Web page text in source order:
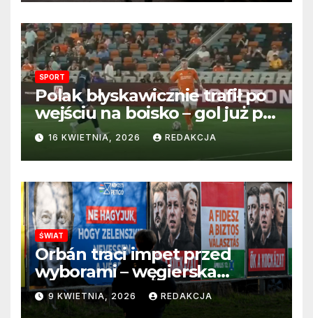
SPORT
Polak błyskawicznie trafił po
wejściu na boisko – gol już po
22 sekundach!
16 KWIETNIA, 2026 REDAKCJA
ŚWIAT
Orbán traci impet przed
wyborami – węgierska
propaganda przestaje
przekonywać
9 KWIETNIA, 2026 REDAKCJA